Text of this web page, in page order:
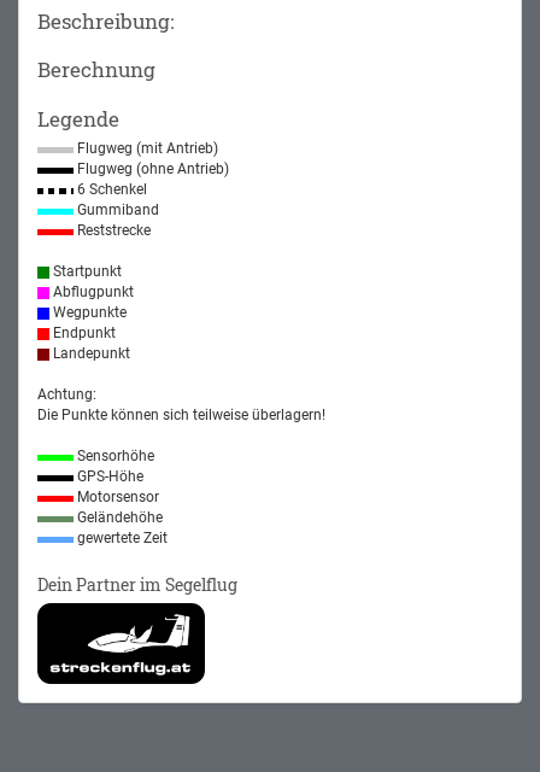
Beschreibung:
Berechnung
Legende
Flugweg (mit Antrieb)
Flugweg (ohne Antrieb)
6 Schenkel
Gummiband
Reststrecke
Startpunkt
Abflugpunkt
Wegpunkte
Endpunkt
Landepunkt
Achtung:
Die Punkte können sich teilweise überlagern!
Sensorhöhe
GPS-Höhe
Motorsensor
Geländehöhe
gewertete Zeit
Dein Partner im Segelflug